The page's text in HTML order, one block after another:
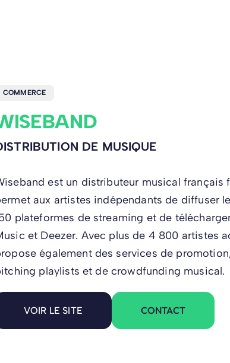
COMMERCE
DE MUSIQUE
est un distributeur musical français
aux artistes indépendants de diffuser
plateformes de streaming et de
et Deezer. Avec plus de 4 800 artistes
également des services de
playlists et de crowdfunding musical.
VOIR LE SITE CONTACT